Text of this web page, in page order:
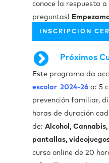
conoce la respuesta
preguntas!
INSCRIPCIÓN
Próximos
Este programa da
escolar 2024-26 a: 5
prevención familiar,
horas de duración
de: Alcohol,
pantallas,
curso online de 20